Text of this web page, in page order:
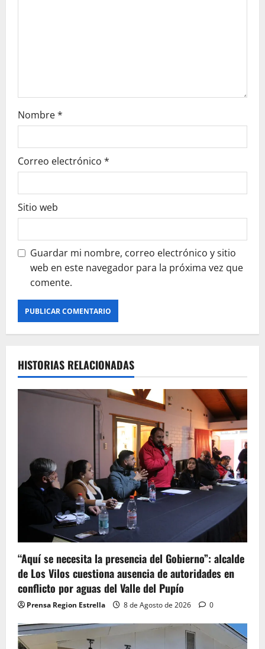
Nombre*
Correo electrónico *
Sitio web
Guardar mi nombre, correo electrónico y sitio
web en este navegador para la próxima vez que
comente.
HISTORIAS RELACIONADAS
“Aquí se necesita la presencia del Gobierno”: alcalde
de Los Vilos cuestiona ausencia de autoridades en
conflicto por aguas del Valle del Pupío
Prensa Region Estrella 8 de Agosto de 2026 0